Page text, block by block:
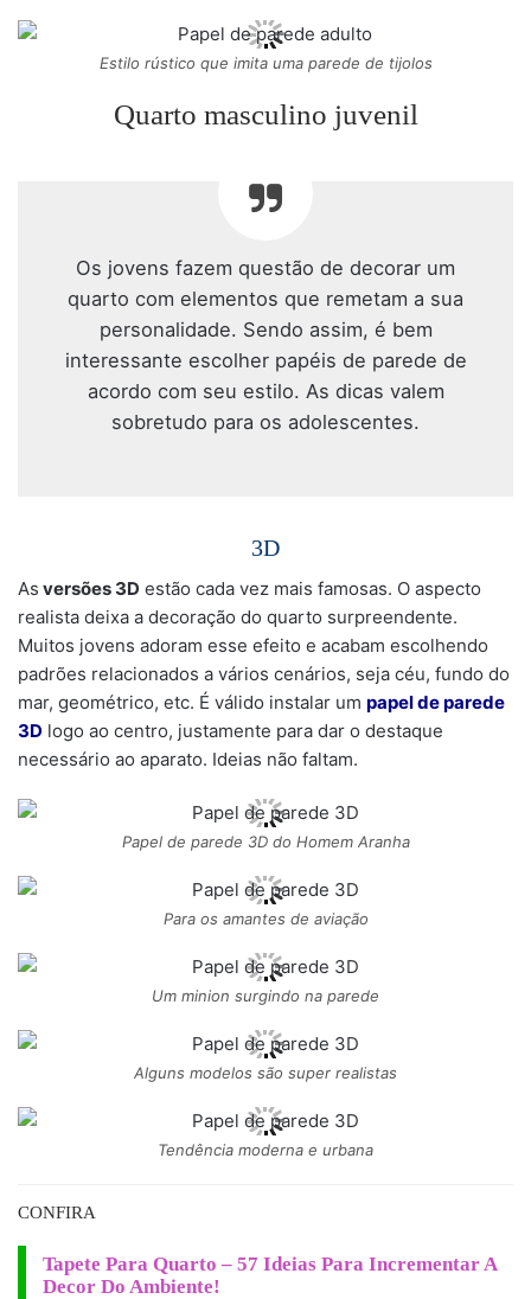
Estilo rústico que imita uma parede de tijolos
Quarto masculino juvenil
Os jovens fazem questão de decorar um
quarto com elementos que remetam a sua
personalidade. Sendo assim, é bem
interessante escolher papéis de parede de
acordo com seu estilo. As dicas valem
sobretudo para os adolescentes.
3D
As versões 3D estão cada vez mais famosas. O aspecto
realista deixa a decoração do quarto surpreendente.
Muitos jovens adoram esse efeito e acabam escolhendo
padrões relacionados a vários cenários, seja céu, fundo do
mar, geométrico, etc. É válido instalar um papel de parede
3D logo ao centro, justamente para dar o destaque
necessário ao aparato. Ideias não faltam.
Papel de parede 3D do Homem Aranha
Para os amantes de aviação
Um minion surgindo na parede
Alguns modelos são super realistas
Tendência moderna e urbana
CONFIRA
Tapete Para Quarto – 57 Ideias Para Incrementar A
Decor Do Ambiente!